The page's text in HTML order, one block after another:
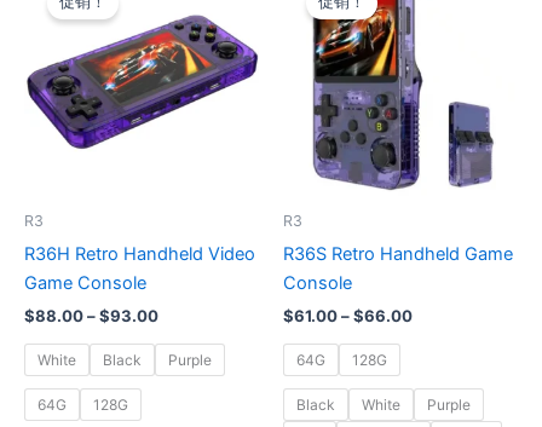
R3
R36H Retro Handheld Video
Game Console
$88.00–$93.00
围：
$88.00
至
$93.00
White Black Purple
64G 128G
品
有
多
种
产
页
面
上
R3
R36S Retro Handheld Game
Console
$61.00–$66.00
$61.00
至
$66.00
64G 128G
Black White
Purple
有
多
种
变
体。
产
上
选